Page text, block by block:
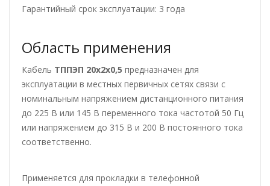
Гарантийный срок эксплуатации: 3 года
Область применения
Кабель ТППЭП 20х2х0,5 предназначен для
эксплуатации в местных первичных сетях связи с
номинальным напряжением дистанционного питания
до 225 В или 145 В переменного тока частотой 50 Гц
или напряжением до 315 В и 200 В постоянного тока
соответственно.
Применяется для прокладки в телефонной